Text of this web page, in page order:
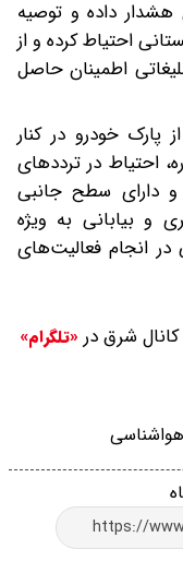
داده و توصیه
احتیاط کرده و از
اطمینان حاصل
پارک خودرو در کنار
احتیاط در ترددهای
و دارای سطح جانبی
و بیابانی به ویژه
انجام فعالیت‌های
شرق در «تلگرام»